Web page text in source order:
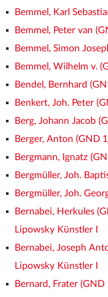
Bemmel, Karl
Bemmel, Peter van
Bemmel, Simon
Bemmel, Wilhelm v.
Bendel, Bernhard
Benkert, Joh. Peter
Berg, Johann Jacob
Berger, Anton (GND
Bergmann, Ignatz
Bergmüller, Joh.
Bergmüller, Joh.
Bernabei, Herkules
Lipowsky Künstler I
Bernabei, Joseph
Lipowsky Künstler I
Bernard, Frater